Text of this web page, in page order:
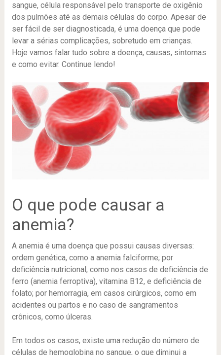
sangue, célula responsável pelo transporte de oxigênio
dos pulmões até as demais células do corpo. Apesar de
ser fácil de ser diagnosticada, é uma doença que pode
levar a sérias complicações, sobretudo em crianças.
Hoje vamos falar tudo sobre a doença, causas, sintomas
e como evitar. Continue lendo!
O que pode causar a
anemia?
A anemia é uma doença que possui causas diversas:
ordem genética, como a anemia falciforme; por
deficiência nutricional, como nos casos de deficiência de
ferro (anemia ferroptiva), vitamina B12, e deficiência de
folato; por hemorragia, em casos cirúrgicos, como em
acidentes ou partos e no caso de sangramentos
crônicos, como úlceras.
Em todos os casos, existe uma redução do número de
células de hemoglobina no sangue, o que diminui a